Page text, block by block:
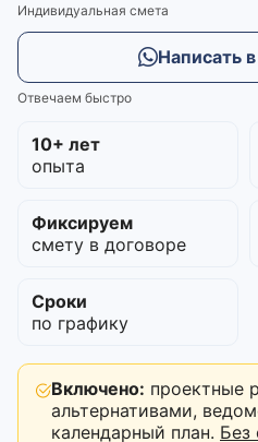
Индивидуальная смета
Написать
Отвечаем быстро
10+ лет
опыта
Фиксируем
смету в договоре
Сроки
по графику
Включено: проектные
альтернативами,
календарный план. Без